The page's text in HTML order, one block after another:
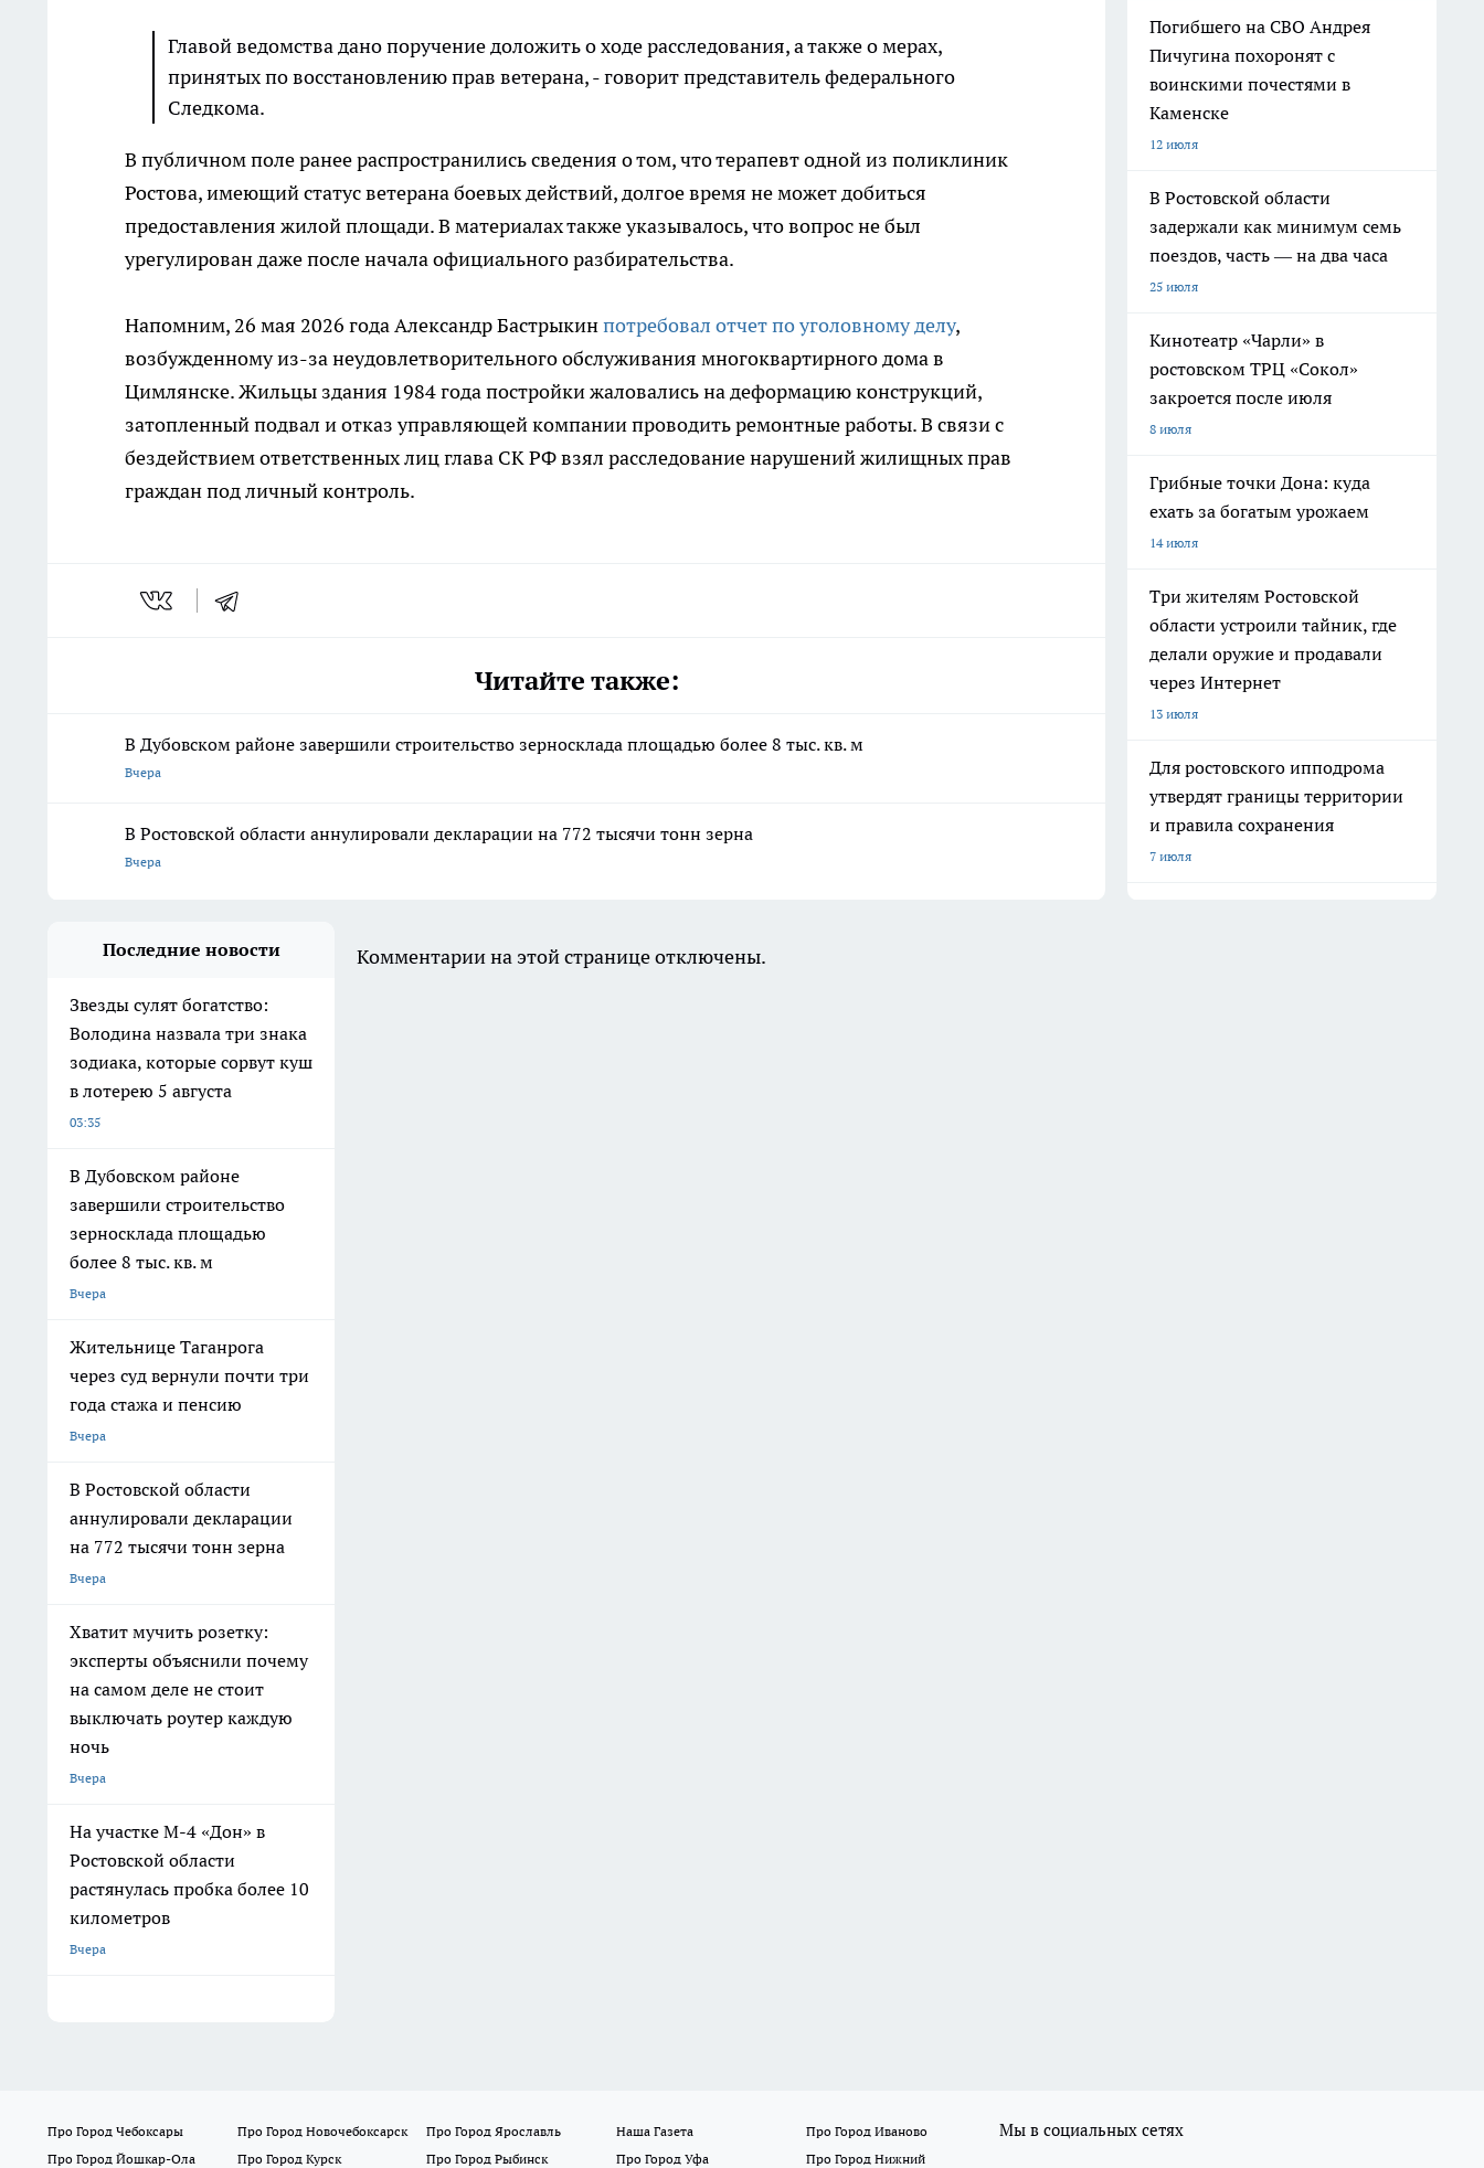
Главой ведомства дано поручение доложить о ходе расследования, а также о мерах,
принятых по восстановлению прав ветерана, - говорит представитель федерального
Следкома.
В публичном поле ранее распространились сведения о том, что терапевт одной из поликлиник
Ростова, имеющий статус ветерана боевых действий, долгое время не может добиться
предоставления жилой площади. В материалах также указывалось, что вопрос не был
урегулирован даже после начала официального разбирательства.
Напомним, 26 мая 2026 года Александр Бастрыкинпотребовал отчет по уголовному делу,
возбужденному из-за неудовлетворительного обслуживания многоквартирного дома в
Цимлянске. Жильцы здания 1984 года постройки жаловались на деформацию конструкций,
затопленный подвал и отказ управляющей компании проводить ремонтные работы. В связи с
бездействием ответственных лиц глава СК РФ взял расследование нарушений жилищных прав
граждан под личный контроль.
Читайте также:
В Дубовском районе завершили строительство зерносклада площадью более 8 тыс. кв. м
Вчера
В Ростовской области аннулировали декларации на 772 тысячи тонн зерна
Вчера
Погибшего на СВО Андрея
Пичугина похоронят с
воинскими почестями в
Каменске
12 июля
В Ростовской области
задержали как минимум семь
поездов, часть — на два часа
25 июля
Кинотеатр «Чарли» в
ростовском ТРЦ «Сокол»
закроется после июля
8 июля
Грибные точки Дона: куда
ехать за богатым урожаем
14 июля
Три жителям Ростовской
области устроили тайник, где
делали оружие и продавали
через Интернет
13 июля
Для ростовского ипподрома
утвердят границы территории
и правила сохранения
7 июля
Последние новости
Звезды сулят богатство:
Володина назвала три знака
зодиака, которые сорвут куш
в лотерею 5 августа
03:35
В Дубовском районе
завершили строительство
зерносклада площадью
более 8 тыс. кв. м
Вчера
Жительнице Таганрога
через суд вернули почти три
года стажа и пенсию
Вчера
В Ростовской области
аннулировали декларации
на 772 тысячи тонн зерна
Вчера
Хватит мучить розетку:
эксперты объяснили почему
на самом деле не стоит
выключать роутер каждую
ночь
Вчера
На участке М-4 «Дон» в
Ростовской области
растянулась пробка более 10
километров
Вчера
Комментарии на этой странице отключены.
Про Город Чебоксары Про Город Новочебоксарск Про Город Ярославль Наша Газета
Про Город Иваново
Про Город Йошкар-Ола
Про Город Курск Про Город Рыбинск Про Город Уфа Про Город Нижний
Мы в социальных сетях